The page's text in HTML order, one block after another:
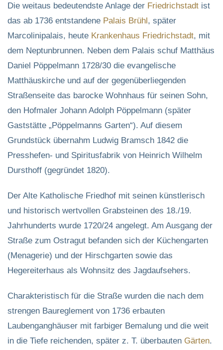
Die weitaus bedeutendste Anlage der Friedrichstadt ist
das ab 1736 entstandene Palais Brühl, später
Marcolinipalais, heute Krankenhaus Friedrichstadt, mit
dem Neptunbrunnen. Neben dem Palais schuf Matthäus
Daniel Pöppelmann 1728/30 die evangelische
Matthäuskirche und auf der gegenüberliegenden
Straßenseite das barocke Wohnhaus für seinen Sohn,
den Hofmaler Johann Adolph Pöppelmann (später
Gaststätte „Pöppelmanns Garten“). Auf diesem
Grundstück übernahm Ludwig Bramsch 1842 die
Presshefen- und Spiritusfabrik von Heinrich Wilhelm
Dursthoff (gegründet 1820).
Der Alte Katholische Friedhof mit seinen künstlerisch
und historisch wertvollen Grabsteinen des 18./19.
Jahrhunderts wurde 1720/24 angelegt. Am Ausgang der
Straße zum Ostragut befanden sich der Küchengarten
(Menagerie) und der Hirschgarten sowie das
Hegereiterhaus als Wohnsitz des Jagdaufsehers.
Charakteristisch für die Straße wurden die nach dem
strengen Baureglement von 1736 erbauten
Laubenganghäuser mit farbiger Bemalung und die weit
in die Tiefe reichenden, später z. T. überbauten Gärten.